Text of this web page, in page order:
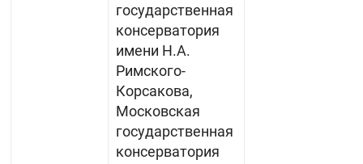
государственная
консерватория
имени Н.А.
Римского-
Корсакова,
Московская
государственная
консерватория